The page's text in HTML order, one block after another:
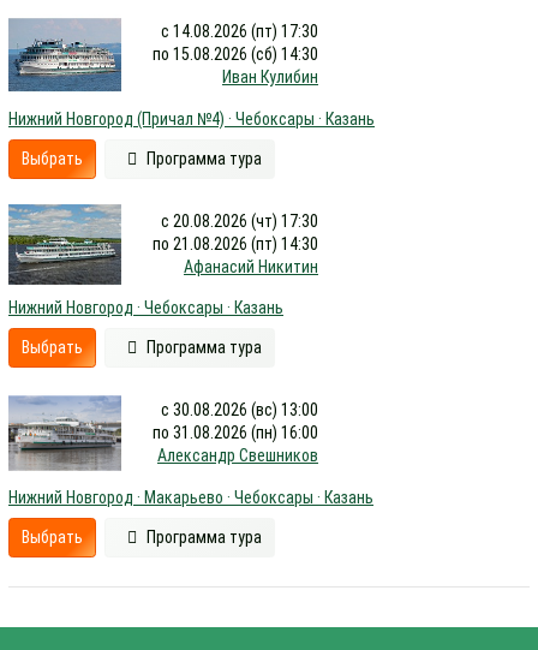
с 14.08.2026 (пт) 17:30
по 15.08.2026 (сб) 14:30
Иван Кулибин
Нижний Новгород (Причал №4) · Чебоксары · Казань
Выбрать Программа тура
с 20.08.2026 (чт) 17:30
по 21.08.2026 (пт) 14:30
Афанасий Никитин
Нижний Новгород · Чебоксары · Казань
Выбрать Программа тура
с 30.08.2026 (вс) 13:00
по 31.08.2026 (пн) 16:00
Александр Свешников
Нижний Новгород · Макарьево · Чебоксары · Казань
Выбрать Программа тура